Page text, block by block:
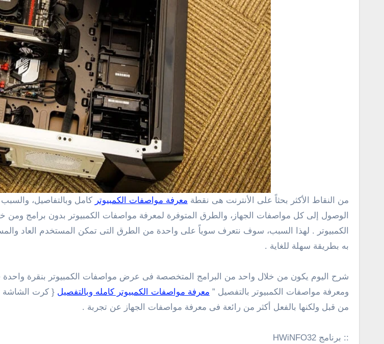
من النقاط الأكثر بحثاً على الأنترنت هى نقطة معرفة مواصفات الكمبيوتر كامل وبالتفاصيل،
الوصول إلى كل مواصفات الجهاز، والطرق المتوفرة لمعرفة مواصفات الكمبيوتر بدون برامج
الكمبيوتر . لهذا السبب، سوف نتعرف سوياً على واحدة من الطرق التى تمكن المستخدم العاد
به بطريقة سهلة للغاية .
شرح اليوم يكون من خلال واحد من البرامج المتخصصة فى عرض مواصفات الكمبيوتر بنقرة
ومعرفة مواصفات الكمبيوتر بالتفصيل ” معرفة مواصفات الكمبيوتر كامله وبالتفصيل { كرت الشاشة |
من قبل ولكنها بالفعل أكثر من رائعة فى معرفة مواصفات الجهاز عن تجربة .
:: برنامج HWiNFO32